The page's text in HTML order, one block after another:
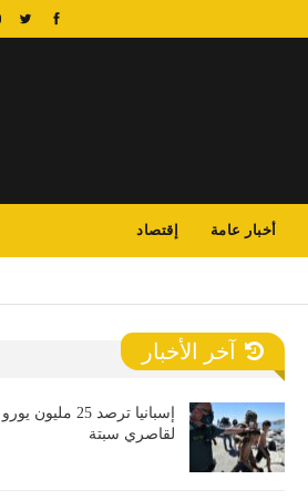
أخبار عامة إقتصاد
آخر الأخبار
إسبانيا ترصد 25 مليون يورو
لقاصري سبتة